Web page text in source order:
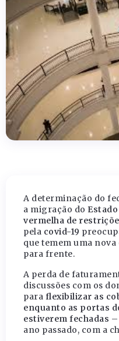
A determinação do
a migração do Estado
vermelha de
pela covid-19
que temem uma
para frente.
A perda de
discussões com os
para flexibilizar as
enquanto as portas
estiverem fechadas
ano passado, com a